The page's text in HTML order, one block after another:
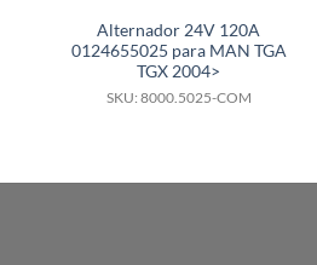
Alternador 24V 120A
0124655025 para MAN TGA
TGX 2004>
SKU: 8000.5025-COM